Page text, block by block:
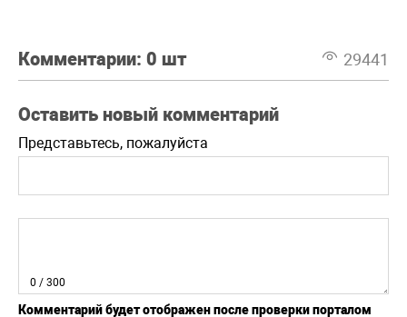
Комментарии: 0 шт 29441
Оставить новый комментарий
Представьтесь, пожалуйста
0 / 300
Комментарий будет отображен после проверки порталом